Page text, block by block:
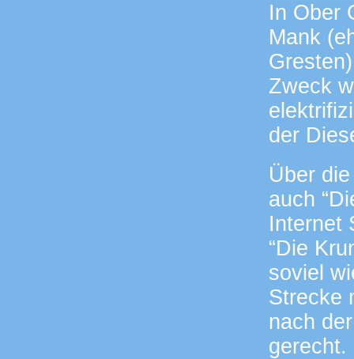
In Ober
Mank
Zweck
der
Über
auch
Internet
“Die
soviel
Strecke
nach
gerecht.